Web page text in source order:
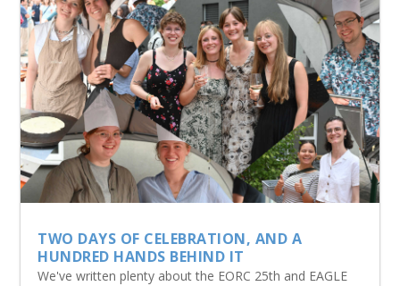
TWO DAYS OF CELEBRATION, AND A
HUNDRED HANDS BEHIND IT
We've written plenty about the EORC 25th and EAGLE